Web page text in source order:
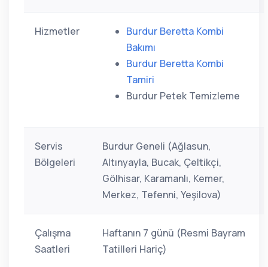
Hizmetler
Burdur Beretta Kombi
Bakımı
Burdur Beretta Kombi
Tamiri
Burdur Petek Temizleme
Servis
Bölgeleri
Burdur Geneli (Ağlasun,
Altınyayla, Bucak, Çeltikçi,
Gölhisar, Karamanlı, Kemer,
Merkez, Tefenni, Yeşilova)
Çalışma
Saatleri
Haftanın 7 günü (Resmi Bayram
Tatilleri Hariç)